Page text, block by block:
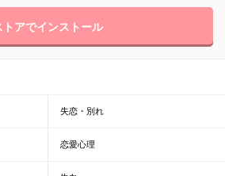
トアでインストール
失恋・別れ
恋愛心理